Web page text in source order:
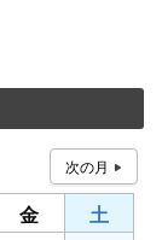
金
土